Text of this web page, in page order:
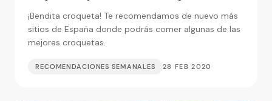
¡Bendita croqueta! Te recomendamos de nuevo más
sitios de España donde podrás comer algunas de las
mejores croquetas.
RECOMENDACIONES SEMANALES 28 FEB 2020